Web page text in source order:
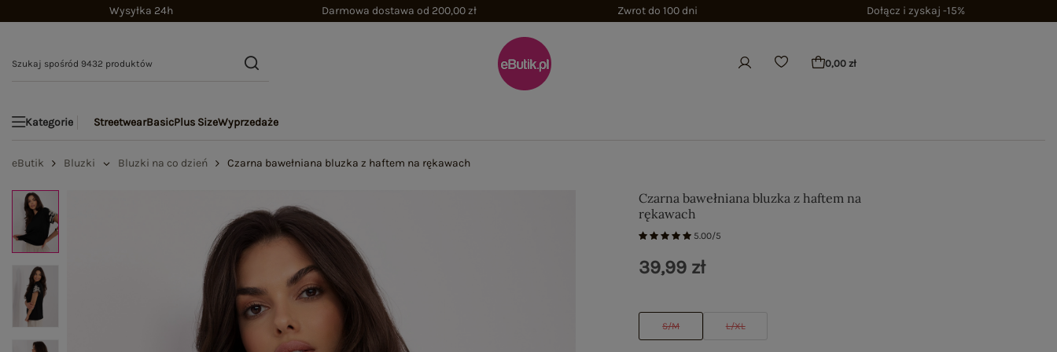
Wysyłka 24h Darmowa dostawa od 200,00 zł Zwrot do 100 dni Dołącz i zyskaj -15%
0,00 zł
Kategorie StreetwearBasicPlus SizeWyprzedaże
eButik Bluzki Bluzki na co dzień Czarna bawełniana bluzka z haftem na rękawach
Czarna bawełniana bluzka z haftem na
rękawach
5.00/5
S/M L/XL
39,99 zł